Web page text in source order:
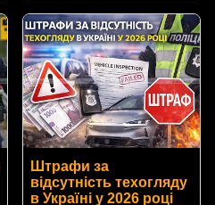
Штрафи за
відсутність техогляду
в Україні у 2026 році